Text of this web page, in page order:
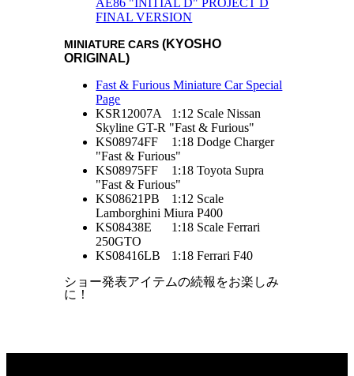
AE86 "INITIAL D" PROJECT D
FINAL VERSION
MINIATURE CARS(KYOSHO
ORIGINAL)
Fast & Furious Miniature Car Special
Page
KSR12007A
1:12 Scale Nissan
Skyline GT-R "Fast & Furious"
KS08974FF
1:18 Dodge Charger
"Fast & Furious"
KS08975FF
1:18 Toyota Supra
"Fast & Furious"
KS08621PB
1:12 Scale
Lamborghini Miura P400
KS08438E
1:18 Scale Ferrari
250GTO
KS08416LB
1:18 Ferrari F40
ショー発表アイテムの続報をお楽しみ
に！